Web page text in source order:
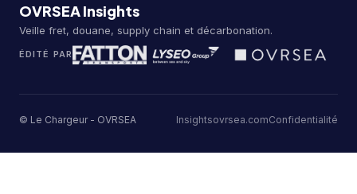
OVRSEA Insights
Veille fret, douane, supply chain et décarbonation.
ÉDITÉ PAR
© Le Chargeur - OVRSEA Insightsovrsea.comConfidentialité